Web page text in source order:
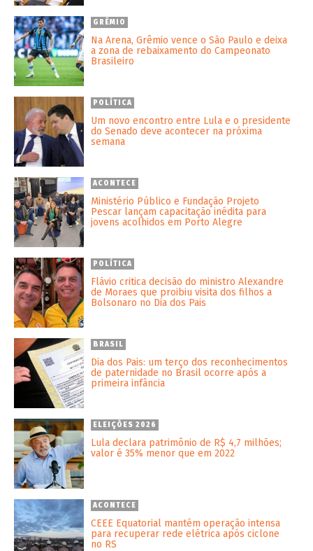
GRÊMIO
Na Arena, Grêmio vence o São Paulo e deixa
a zona de rebaixamento do Campeonato
Brasileiro
POLÍTICA
Um novo encontro entre Lula e o presidente
do Senado deve acontecer na próxima
semana
ACONTECE
Ministério Público e Fundação Projeto
Pescar lançam capacitação inédita para
jovens acolhidos em Porto Alegre
POLÍTICA
Flávio critica decisão do ministro Alexandre
de Moraes que proibiu visita dos filhos a
Bolsonaro no Dia dos Pais
BRASIL
Dia dos Pais: um terço dos reconhecimentos
de paternidade no Brasil ocorre após a
primeira infância
ELEIÇÕES 2026
Lula declara patrimônio de R$ 4,7 milhões;
valor é 35% menor que em 2022
ACONTECE
CEEE Equatorial mantém operação intensa
para recuperar rede elétrica após ciclone
no RS